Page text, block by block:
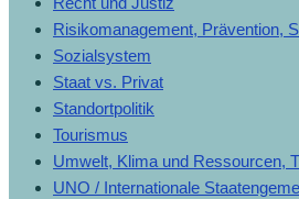
Risikomanagement, Prävention,
Sozialsystem
Staat vs. Privat
Standortpolitik
Tourismus
Umwelt, Klima und Ressourcen,
UNO / Internationale